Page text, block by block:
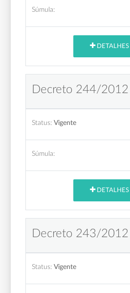
Súmula:
DETALHES
Decreto 244/2012
Status: Vigente
Súmula:
DETALHES
Decreto 243/2012
Status: Vigente